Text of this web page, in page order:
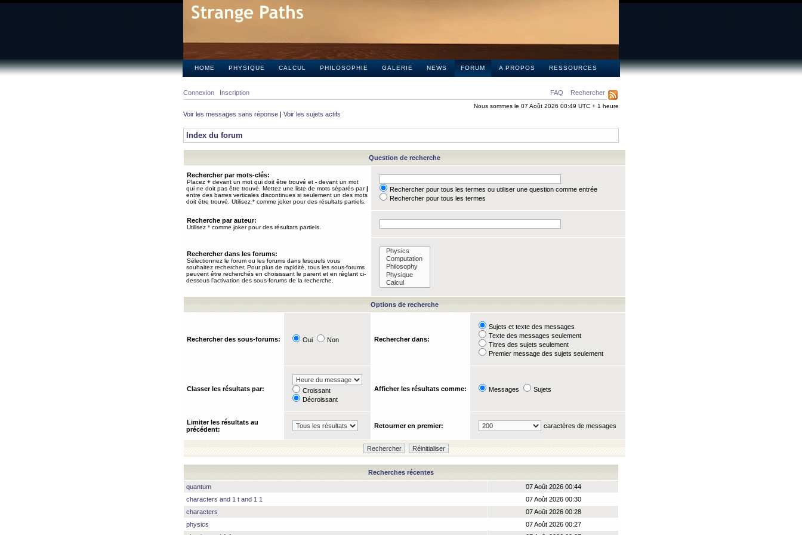
HOME PHYSIQUE CALCUL PHILOSOPHIE GALERIE NEWS FORUM A PROPOS RESSOURCES
FAQ Rechercher
Connexion Inscription
Nous sommes le 07 Août 2026 00:49 UTC + 1 heure
Voir les messages sans réponse | Voir les sujets actifs
Index du forum
Question de recherche
Rechercher par mots-clés:
Placez + devant un mot qui doit être trouvé et - devant un mot
qui ne doit pas être trouvé. Mettez une liste de mots séparés par|
entre des barres verticales discontinues si seulement un des mots
doit être trouvé. Utilisez * comme joker pour des résultats partiels.
Rechercher pour tous les termes ou utiliser une question comme entrée
Rechercher pour tous les termes
Recherche par auteur:
Utilisez * comme joker pour des résultats partiels.
Rechercher dans les forums:
Sélectionnez le forum ou les forums dans lesquels vous
souhaitez rechercher. Pour plus de rapidité, tous les sous-forums
peuvent être recherchés en choisissant le parent et en réglant ci-
dessous l’activation des sous-forums de la recherche.
Options de recherche
Rechercher des sous-forums: Oui Non Rechercher dans:
Sujets et texte des messages
Texte des messages seulement
Titres des sujets seulement
Premier message des sujets seulement
Classer les résultats par:
Croissant
Décroissant
Afficher les résultats comme: Messages Sujets
Limiter les résultats au
précédent:
Retourner en premier: caractères de messages
Recherches récentes
quantum
07 Août 2026 00:44
characters and 1 t and 1 1
07 Août 2026 00:30
characters
07 Août 2026 00:28
physics
07 Août 2026 00:27